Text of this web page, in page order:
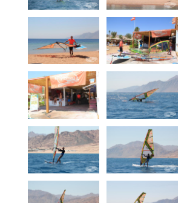
Vetratoria Greece
Vetratoria Russia
Vetratoria Vietnam
Bilder
Videos
Kontakt